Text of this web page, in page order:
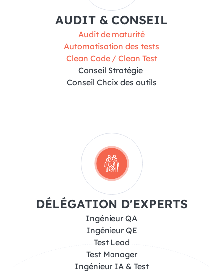
AUDIT & CONSEIL
Audit de maturité
Automatisation des tests
Clean Code / Clean Test
Conseil Stratégie
Conseil Choix des outils
DÉLÉGATION D'EXPERTS
Ingénieur QA
Ingénieur QE
Test Lead
Test Manager
Ingénieur IA & Test